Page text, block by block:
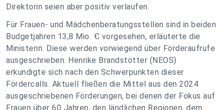
Direktorin seien aber positiv verlaufen.
Für Frauen- und Mädchenberatungsstellen sind in beiden
Budgetjahren 13,8 Mio. Ꞓ vorgesehen, erläuterte die
Ministerin. Diese werden vorwiegend über Förderaufrufe
ausgeschrieben. Henrike Brandstötter (NEOS)
erkundigte sich nach den Schwerpunkten dieser
Fördercalls. Aktuell fließen die Mittel aus den 2024
ausgeschriebenen Förderungen, bei denen der Fokus auf
Frauen über 60 Jahren, den ländlichen Regionen, dem